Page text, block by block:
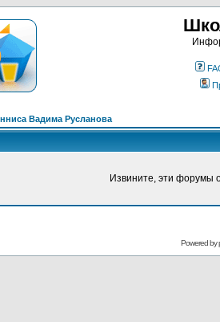
Вадима Русланова
Извините, эти форумы
Powered by